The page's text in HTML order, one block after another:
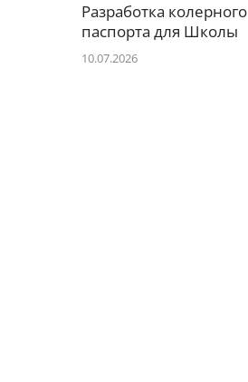
Разработка колерного
паспорта для Школы
10.07.2026